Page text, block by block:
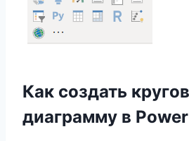
Как создать
диаграмму в